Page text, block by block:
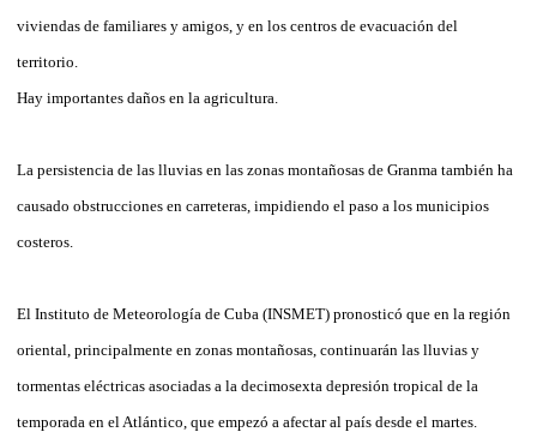
viviendas de familiares y amigos, y en los centros de evacuación del
territorio.
Hay importantes daños en la agricultura.
La persistencia de las lluvias en las zonas montañosas de Granma también ha
causado obstrucciones en carreteras, impidiendo el paso a los municipios
costeros.
El Instituto de Meteorología de Cuba (INSMET) pronosticó que en la región
oriental, principalmente en zonas montañosas, continuarán las lluvias y
tormentas eléctricas asociadas a la decimosexta depresión tropical de la
temporada en el Atlántico, que empezó a afectar al país desde el martes.